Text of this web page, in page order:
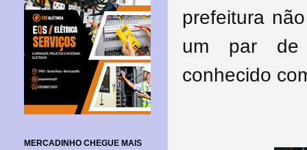
prefeitura
um par de
conhecido
MERCADINHO CHEGUE MAIS